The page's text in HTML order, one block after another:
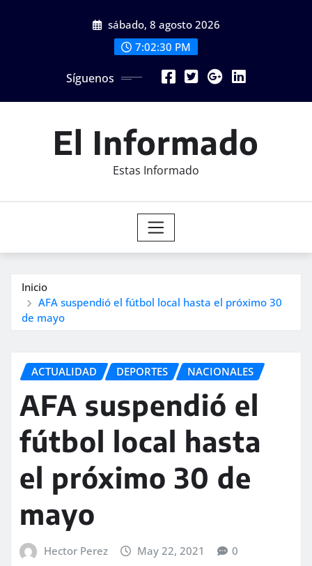
sábado, 8 agosto 2026
7:02:31 PM
Síguenos
El Informado
Estas Informado
Inicio
AFA suspendió el fútbol local hasta el próximo 30
de mayo
ACTUALIDAD DEPORTES NACIONALES
AFA suspendió el
fútbol local hasta
el próximo 30 de
mayo
Hector Perez May 22, 2021 0